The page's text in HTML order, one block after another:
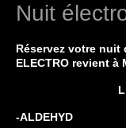
Nuit
Réservez votre nuit
ELECTRO revient à
-ALDEHYD